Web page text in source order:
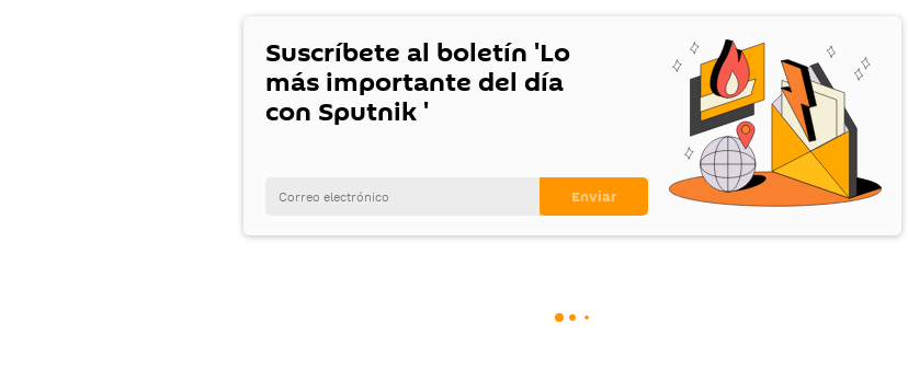
Suscríbete al boletín 'Lo
más importante del día
con Sputnik '